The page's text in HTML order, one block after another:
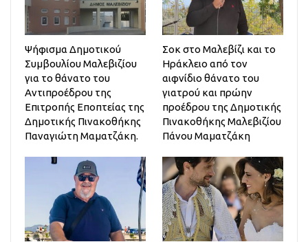
Ψήφισμα Δημοτικού
Συμβουλίου Μαλεβιζίου
για το θάνατο του
Αντιπροέδρου της
Επιτροπής Εποπτείας της
Δημοτικής Πινακοθήκης
Παναγιώτη Μαματζάκη.
Σοκ στο Μαλεβίζι και το
Ηράκλειο από τον
αιφνίδιο θάνατο του
γιατρού και πρώην
προέδρου της Δημοτικής
Πινακοθήκης Μαλεβιζίου
Πάνου Μαματζάκη